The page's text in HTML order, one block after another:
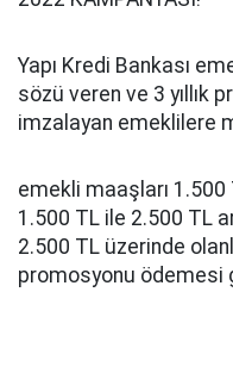
Yapı Kredi Bankası
sözü veren ve 3 yıllık
imzalayan emeklilere
emekli maaşları 1.500
1.500 TL ile 2.500 TL
2.500 TL üzerinde
promosyonu ödemesi